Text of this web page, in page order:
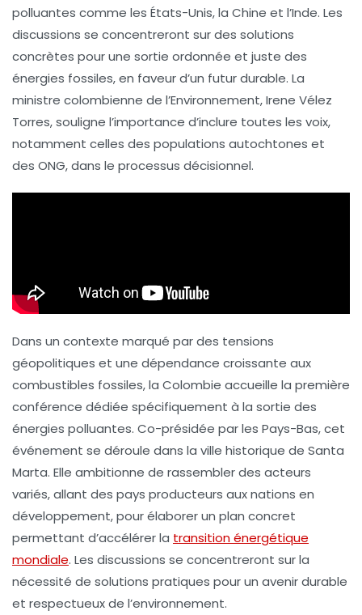
polluantes comme les États-Unis, la Chine et l’Inde. Les
discussions se concentreront sur des solutions
concrètes pour une sortie ordonnée et juste des
énergies fossiles, en faveur d’un futur durable. La
ministre colombienne de l’Environnement,Irene Vélez
Torres, souligne l’importance d’inclure toutes les voix,
notamment celles des populations autochtones et
des ONG, dans le processus décisionnel.
Dans un contexte marqué par des tensions
géopolitiques et une dépendance croissante aux
combustibles fossiles, la Colombie accueille la première
conférence dédiée spécifiquement à la sortie des
énergies polluantes. Co-présidée par les Pays-Bas, cet
événement se déroule dans la ville historique de Santa
Marta. Elle ambitionne de rassembler des acteurs
variés, allant des pays producteurs aux nations en
développement, pour élaborer un plan concret
permettant d’accélérer la transition énergétique
mondiale. Les discussions se concentreront sur la
nécessité de solutions pratiques pour un avenir durable
et respectueux de l’environnement.